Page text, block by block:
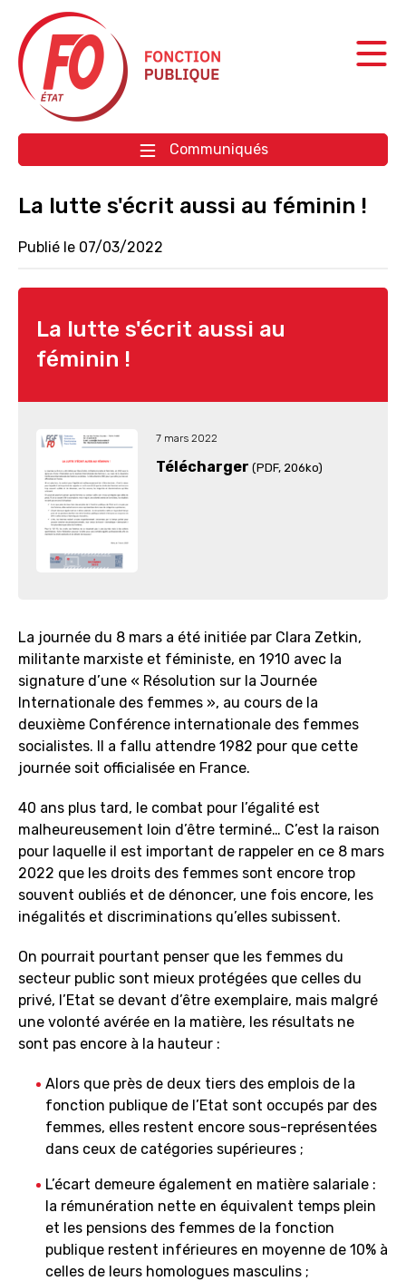
Aller à la navigation
Aller au contenu
Communiqués
La lutte s'écrit aussi au féminin !
Publié le 07/03/2022
La lutte s'écrit aussi au
féminin !
7 mars 2022
Télécharger (PDF, 206ko)
La journée du 8 mars a été initiée par Clara Zetkin,
militante marxiste et féministe, en 1910 avec la
signature d’une « Résolution sur la Journée
Internationale des femmes », au cours de la
deuxième Conférence internationale des femmes
socialistes. Il a fallu attendre 1982 pour que cette
journée soit officialisée en France.
40 ans plus tard, le combat pour l’égalité est
malheureusement loin d’être terminé… C’est la raison
pour laquelle il est important de rappeler en ce 8 mars
2022 que les droits des femmes sont encore trop
souvent oubliés et de dénoncer, une fois encore, les
inégalités et discriminations qu’elles subissent.
On pourrait pourtant penser que les femmes du
secteur public sont mieux protégées que celles du
privé, l’Etat se devant d’être exemplaire, mais malgré
une volonté avérée en la matière, les résultats ne
sont pas encore à la hauteur :
Alors que près de deux tiers des emplois de la
fonction publique de l’Etat sont occupés par des
femmes, elles restent encore sous-représentées
dans ceux de catégories supérieures ;
L’écart demeure également en matière salariale :
la rémunération nette en équivalent temps plein
et les pensions des femmes de la fonction
publique restent inférieures en moyenne de 10% à
celles de leurs homologues masculins ;